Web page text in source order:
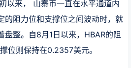
以来， 山寨币一直在水平通道内
的阻力位和支撑位之间波动时，就
盘整。自8月1日以来，HBAR的阻
位则保持在0.2357美元。